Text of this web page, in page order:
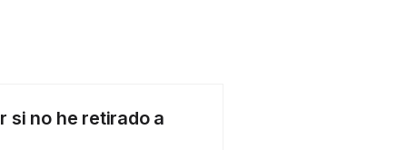
si no he retirado a